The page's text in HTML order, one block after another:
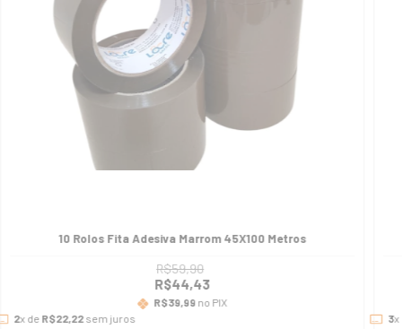
10 Rolos Fita Adesiva Marrom 45X100 Metros
R$59,90
R$44,43
R$39,99 no PIX
2x de R$22,22 sem juros 3x